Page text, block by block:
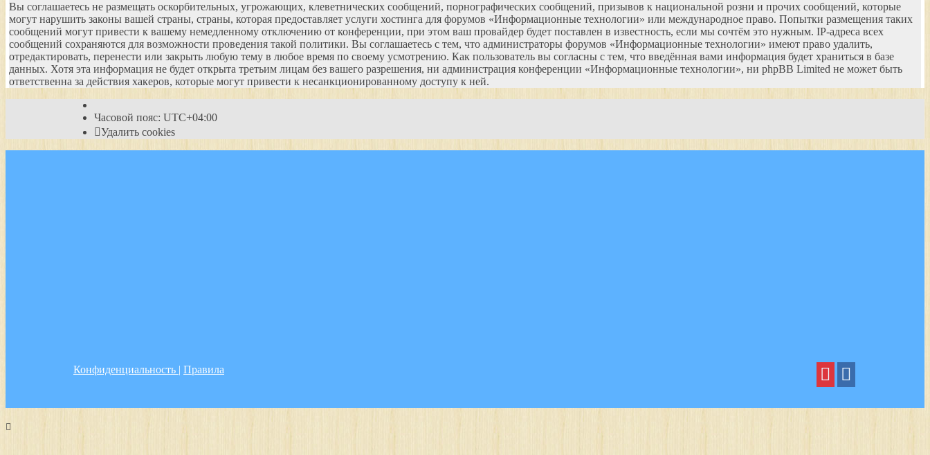
Вы соглашаетесь не размещать оскорбительных, угрожающих, клеветнических сообщений, порнографических сообщений, призывов к национальной розни и прочих сообщений, которые
могут нарушить законы вашей страны, страны, которая предоставляет услуги хостинга для форумов «Информационные технологии» или международное право. Попытки размещения таких
сообщений могут привести к вашему немедленному отключению от конференции, при этом ваш провайдер будет поставлен в известность, если мы сочтём это нужным. IP-адреса всех
сообщений сохраняются для возможности проведения такой политики. Вы соглашаетесь с тем, что администраторы форумов «Информационные технологии» имеют право удалить,
отредактировать, перенести или закрыть любую тему в любое время по своему усмотрению. Как пользователь вы согласны с тем, что введённая вами информация будет храниться в базе
данных. Хотя эта информация не будет открыта третьим лицам без вашего разрешения, ни администрация конференции «Информационные технологии», ни phpBB Limited не может быть
ответственна за действия хакеров, которые могут привести к несанкционированному доступу к ней.
Часовой пояс: UTC+04:00
Удалить cookies
Конфиденциальность | Правила